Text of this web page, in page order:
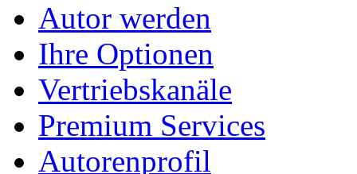
Autor werden
Ihre Optionen
Vertriebskanäle
Premium Services
Autorenprofil